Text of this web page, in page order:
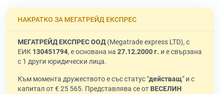
НАКРАТКО ЗА МЕГАТРЕЙД ЕКСПРЕС
МЕГАТРЕЙД ЕКСПРЕС ООД(Megatrade express LTD), с
ЕИК 130451794, е основана на 27.12.2000 г. и е свързана
с 1 други юридически лица.
Към момента дружеството е със статус "действащ" и с
капитал от € 25 565. Представлява се от ВЕСЕЛИН